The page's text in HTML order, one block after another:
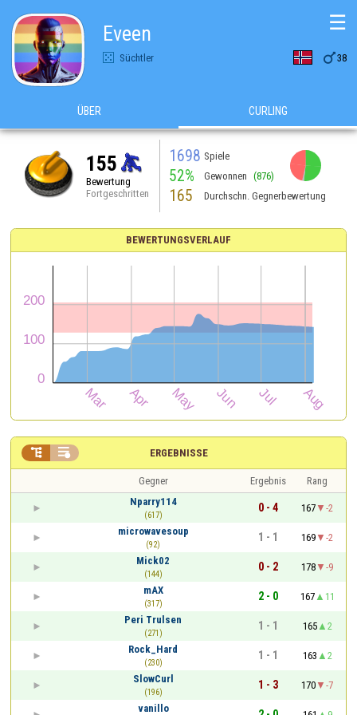
Eveen
Süchtler 38
☰
ÜBER CURLING
155
Bewertung
Fortgeschritten
1698 Spiele
52% Gewonnen (876)
165 Durchschn. Gegnerbewertung
BEWERTUNGSVERLAUF
ERGEBNISSE
 
Gegner Ergebnis
Rang
Nparry114
(617)
0 - 4 167
-2
microwavesoup
(92)
1 - 1 169
-2
Mick02
(144)
0 - 2 178
-9
mAX
(317)
2 - 0 167
11
Peri Trulsen
(271)
1 - 1 165
2
Rock_Hard
(230)
1 - 1 163
2
SlowCurl
(196)
1 - 3 170
-7
vanillo